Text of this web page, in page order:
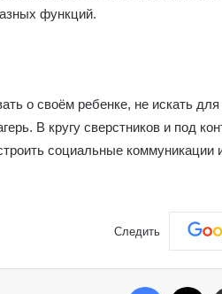
функций.
о своём ребенке, не искать
В кругу сверстников и под
социальные
Следить
Facebook